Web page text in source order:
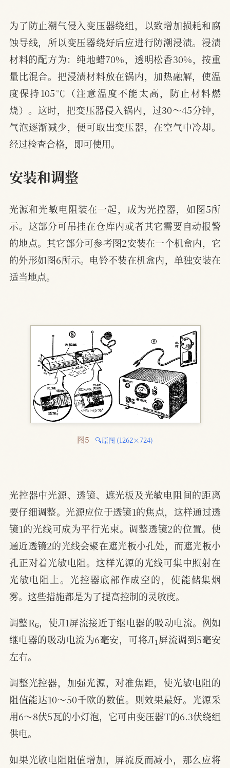
为了防止潮气侵入变压器绕组，以致增加损耗和腐
蚀导线，所以变压器绕好后应进行防潮浸渍。浸渍
材料的配方为：纯地蜡70%，透明松香30%，按重
量比混合。把浸渍材料放在锅内，加热融解，使温
度保持105℃（注意温度不能太高，防止材料燃
烧）。这时，把变压器侵入锅内，过30～45分钟，
气泡逐渐减少，便可取出变压器，在空气中冷却。
经过检查合格，即可使用。
安装和调整
光源和光敏电阻装在一起，成为光控器，如图5所
示。这部分可吊挂在仓库内或者其它需要自动报警
的地点。其它部分可参考图2安装在一个机盒内，它
的外形如图6所示。电铃不装在机盒内，单独安装在
适当地点。
图5 🔍原图 (1262×724)
光控器中光源、透镜、遮光板及光敏电阻间的距离
要仔细调整。光源应位于透镜1的焦点，这样通过透
镜1的光线可成为平行光束。调整透镜2的位置。使
通近透镜2的光线会聚在遮光板小孔处，而遮光板小
孔正对着光敏电阻。这样光源的光线可集中照射在
光敏电阻上。光控器底部作成空的，使能储集烟
雾。这些措施都是为了提高控制的灵敏度。
调整R ，使Л1屏流接近于继电器的吸动电流。例如
继电器的吸动电流为6毫安，可将Л1屏流调到5毫安
左右。
调整光控器，加强光源，对准焦距，使光敏电阻的
阻值能达10～50千欧的数值。则效果最好。光源采
用6～8伏5瓦的小灯泡，它可由变压器T的6.3伏绕组
供电。
如果光敏电阻阻值增加，屏流反而减小，那么应将